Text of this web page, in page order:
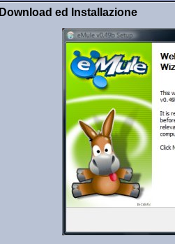
Download ed Installazione